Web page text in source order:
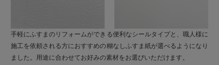
手軽にふすまのリフォームができる便利なシールタイプと、職人様に
施工を依頼される方におすすめの糊なしふすま紙が選べるようになり
ました。用途に合わせてお好みの素材をお選びいただけます。